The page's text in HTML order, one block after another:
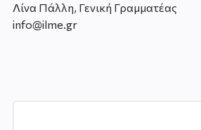
Λίνα Πάλλη, Γενική Γραμματέας
info@ilme.gr